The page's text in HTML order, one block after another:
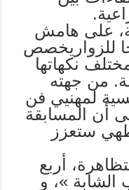
على هامش
للزواريخصص
نكهاتها
من جهته
لمهنيي فن
أن المسابقة
ستعزز
أربع
»، و